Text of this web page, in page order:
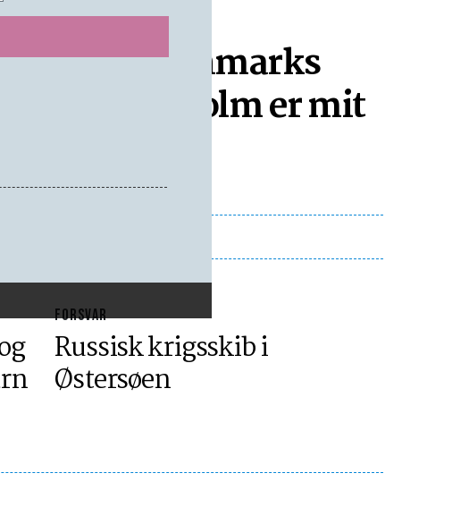
6 MIN.
blive Danmarks
'Bornholm er mit
FORSVAR
Russisk krigsskib i
Østersøen